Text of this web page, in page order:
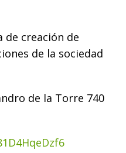
de creación de
de la sociedad
de la Torre 740